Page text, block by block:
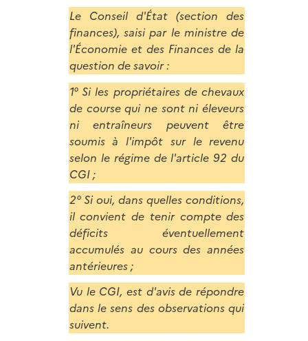
Le Conseil d'État (section des
finances), saisi par le ministre de
l'Économie et des Finances de la
question de savoir :
1° Si les propriétaires de chevaux
de course qui ne sont ni éleveurs
ni entraîneurs peuvent être
soumis à l'impôt sur le revenu
selon le régime de l'article 92 du
CGI ;
2° Si oui, dans quelles conditions,
il convient de tenir compte des
déficits éventuellement
accumulés au cours des années
antérieures ;
Vu le CGI, est d'avis de répondre
dans le sens des observations qui
suivent.